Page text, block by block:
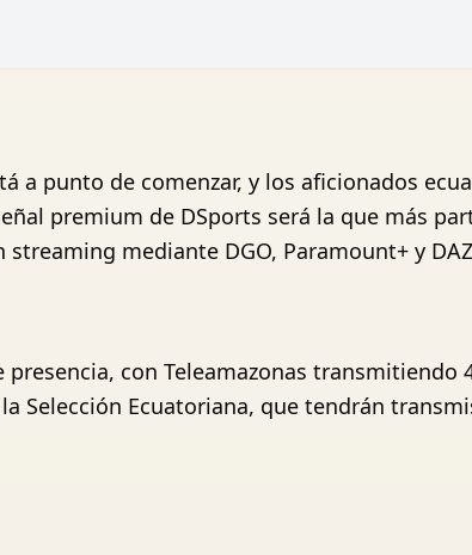
a punto de comenzar, y los aficionados
premium de DSports será la que más
mediante DGO, Paramount+ y
con Teleamazonas transmitiendo
Selección Ecuatoriana, que tendrán